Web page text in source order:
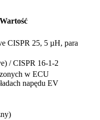
Wartość
CISPR 25, 5 µH, para
/ CISPR 16-1-2
w ECU
napędu EV